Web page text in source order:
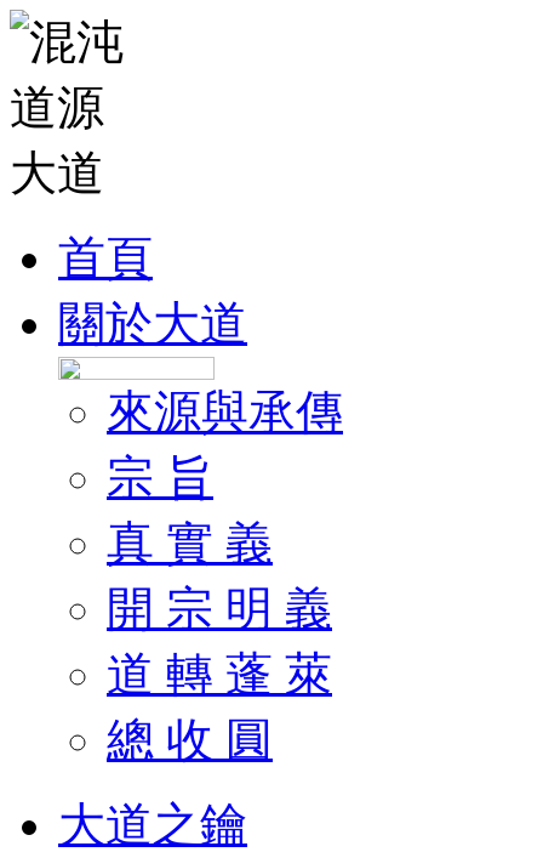
首頁
關於大道
來源與承傳
宗 旨
真 實 義
開 宗 明 義
道 轉 蓬 萊
總 收 圓
大道之鑰